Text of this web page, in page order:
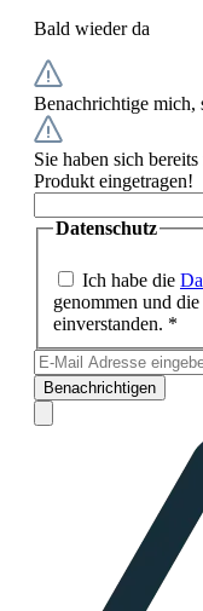
Bald wieder da
Benachrichtige mich,
Sie haben sich
Produkt eingetragen!
Datenschutz
Ich habe die
genommen und die
einverstanden. *
Benachrichtigen